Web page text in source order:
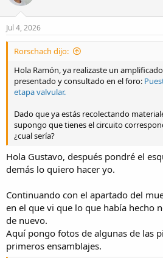
Jul 4, 2026
Rorschach dijo:
Hola Ramón, ya realizaste un
presentado y consultado en el foro:
etapa valvular.
Dado que ya estás recolectando
supongo que tienes el circuito
¿cual sería?
Hola Gustavo, después pondré el
demás lo quiero hacer yo.
Continuando con el apartado del
en el que vi que lo que había hecho
de nuevo.
Aquí pongo fotos de algunas de las
primeros ensamblajes.